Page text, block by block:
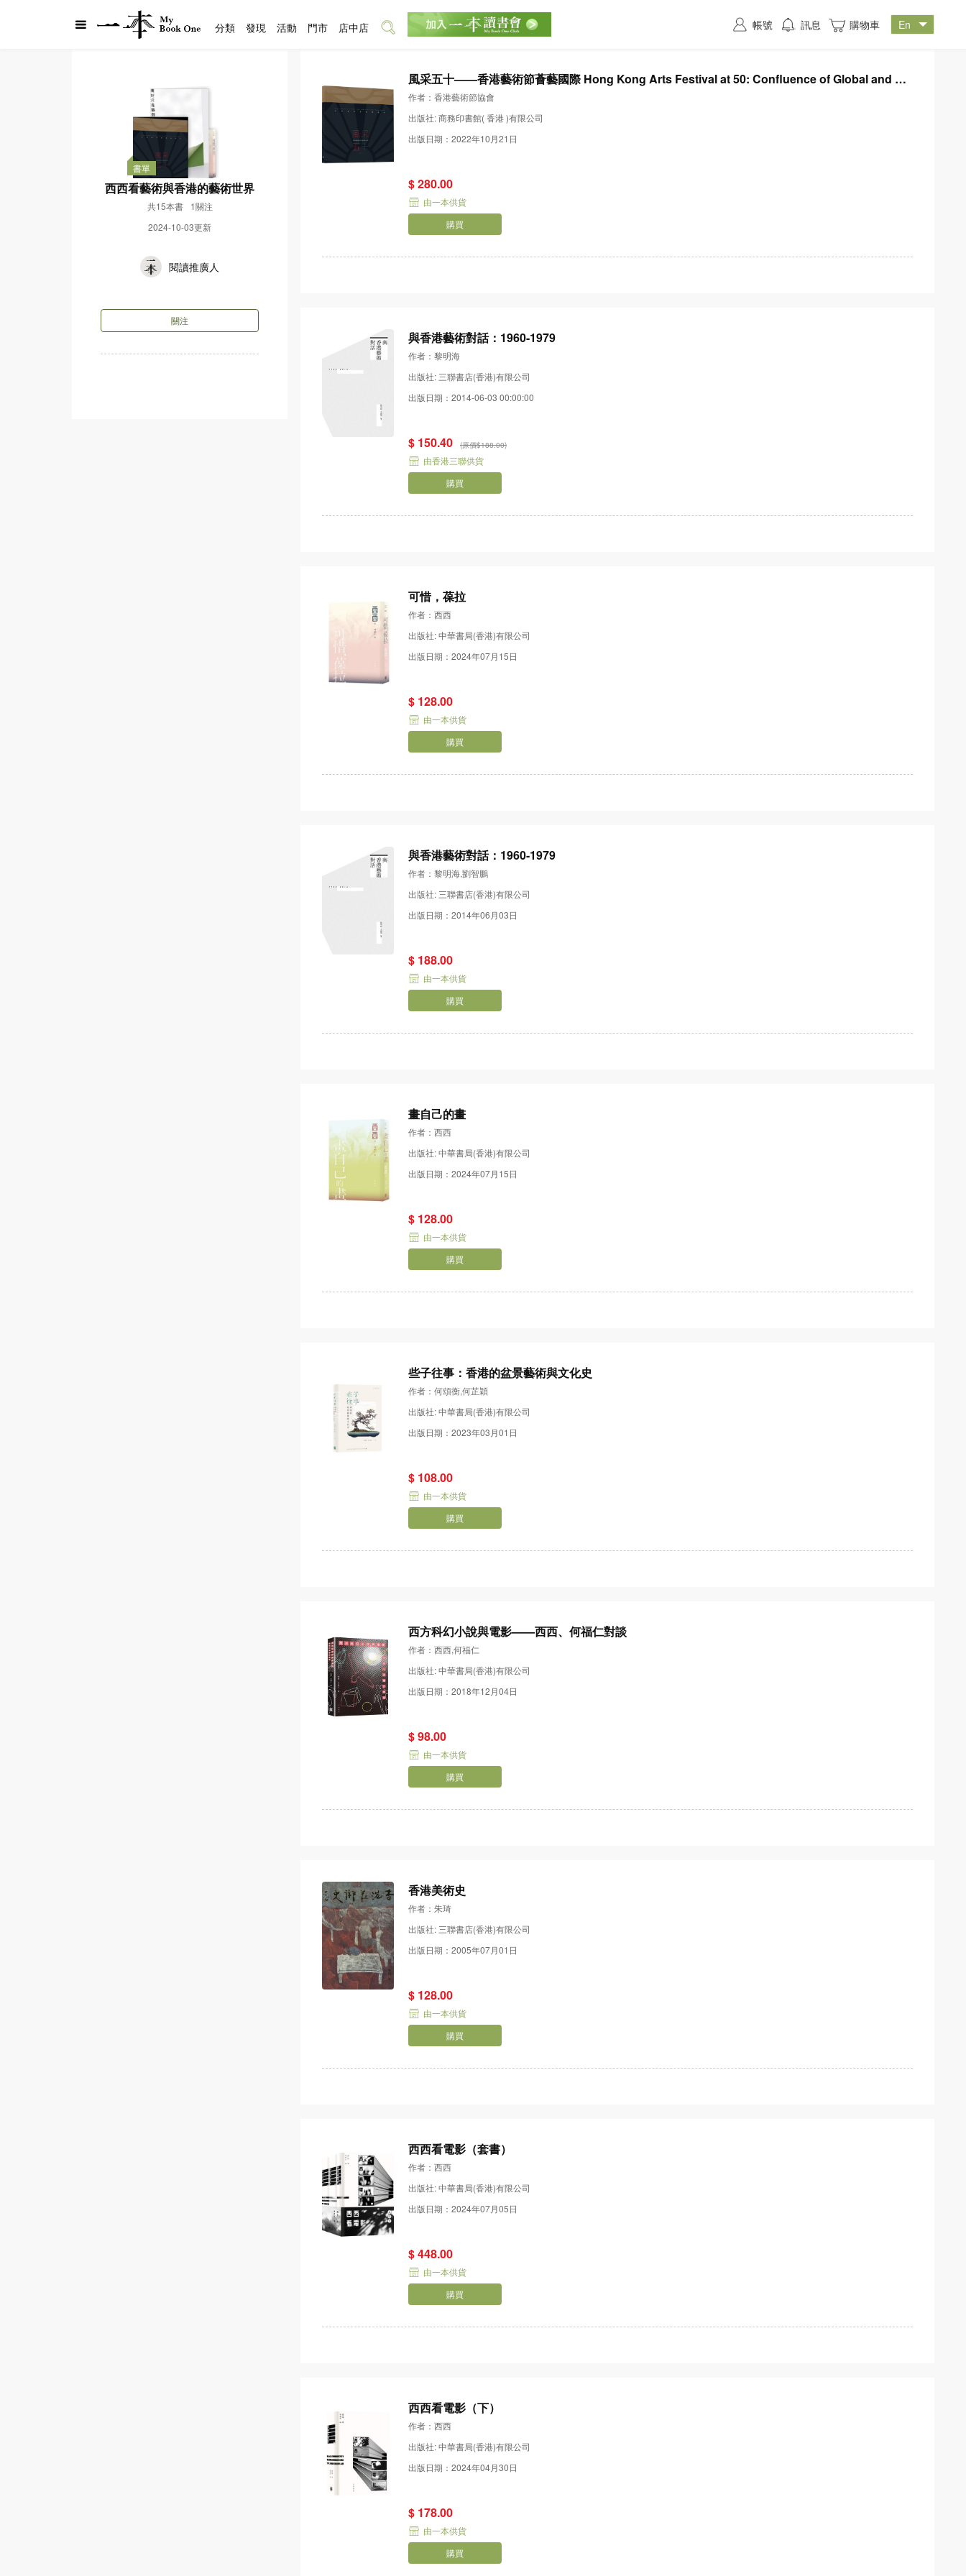
書單
西西看藝術與香港的藝術世界
共15本書
1關注
2024-10-03更新
閱讀推廣人
關注
風采五十——香港藝術節薈藝國際 Hong Kong Arts Festival at 50: Confluence of Global and Lo
cal Artistic Excellence
作者：香港藝術節協會
出版社: 商務印書館( 香港 )有限公司
出版日期：2022年10月21日
$ 280.00
由一本供貨
購買
與香港藝術對話：1960-1979
作者：黎明海
出版社: 三聯書店(香港)有限公司
出版日期：2014-06-03 00:00:00
$ 150.40 (原價$188.00)
由香港三聯供貨
購買
可惜，葆拉
作者：西西
出版社: 中華書局(香港)有限公司
出版日期：2024年07月15日
$ 128.00
由一本供貨
購買
與香港藝術對話：1960-1979
作者：黎明海,劉智鵬
出版社: 三聯書店(香港)有限公司
出版日期：2014年06月03日
$ 188.00
由一本供貨
購買
畫自己的畫
作者：西西
出版社: 中華書局(香港)有限公司
出版日期：2024年07月15日
$ 128.00
由一本供貨
購買
些子往事：香港的盆景藝術與文化史
作者：何頌衡,何芷穎
出版社: 中華書局(香港)有限公司
出版日期：2023年03月01日
$ 108.00
由一本供貨
購買
西方科幻小說與電影——西西、何福仁對談
作者：西西,何福仁
出版社: 中華書局(香港)有限公司
出版日期：2018年12月04日
$ 98.00
由一本供貨
購買
香港美術史
作者：朱琦
出版社: 三聯書店(香港)有限公司
出版日期：2005年07月01日
$ 128.00
由一本供貨
購買
西西看電影（套書）
作者：西西
出版社: 中華書局(香港)有限公司
出版日期：2024年07月05日
$ 448.00
由一本供貨
購買
西西看電影（下）
作者：西西
出版社: 中華書局(香港)有限公司
出版日期：2024年04月30日
$ 178.00
由一本供貨
購買
分類 發現 活動 門市 店中店 帳號 訊息 購物車